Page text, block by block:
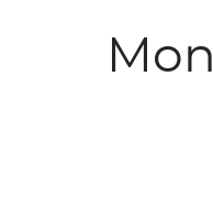
Mon